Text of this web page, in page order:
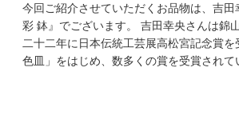
今回ご紹介させていただくお品物は、吉田
彩 鉢』でございます。 吉田幸央さんは錦
二十二年に日本伝統工芸展高松宮記念賞
色皿」をはじめ、数多くの賞を受賞されて